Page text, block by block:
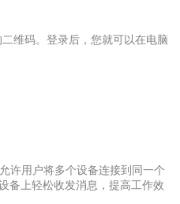
维码。登录后，您就可以在电脑
许用户将多个设备连接到同一个
备上轻松收发消息，提高工作效